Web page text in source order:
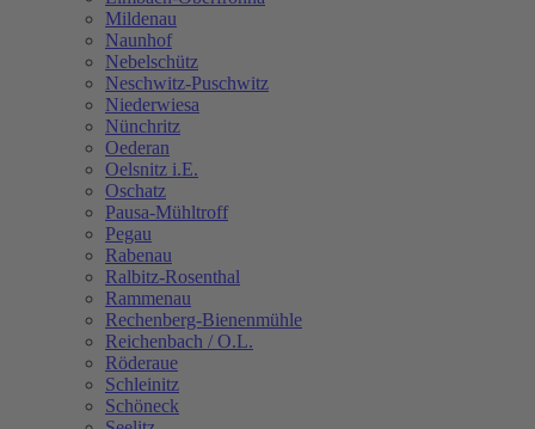
Mildenau
Naunhof
Nebelschütz
Neschwitz-Puschwitz
Niederwiesa
Nünchritz
Oederan
Oelsnitz i.E.
Oschatz
Pausa-Mühltroff
Pegau
Rabenau
Ralbitz-Rosenthal
Rammenau
Rechenberg-Bienenmühle
Reichenbach / O.L.
Röderaue
Schleinitz
Schöneck